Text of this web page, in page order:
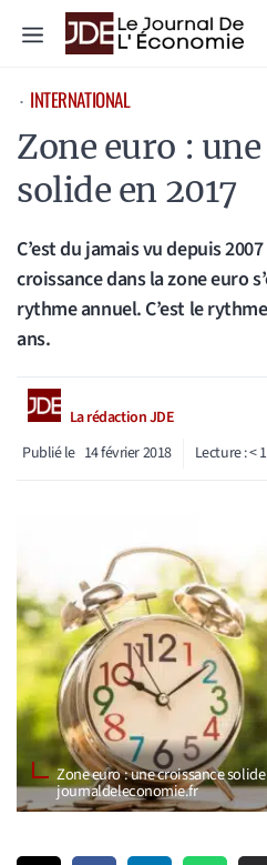
Menu
⋅ INTERNATIONAL
Zone euro :
solide en 2017
C’est du jamais vu depuis
croissance dans la zone euro
rythme annuel. C’est le
ans.
La rédaction JDE
Publié le 14 février 2018 Lecture :< 1
Zone euro : une croissance
journaldeleconomie.fr